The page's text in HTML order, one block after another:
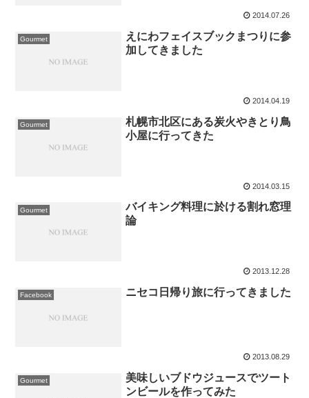
2014.07.26
Gourmet
えにわフェイスブックまつりに参
加してきました
2014.04.19
Gourmet
札幌市北区にある炭火やきとり鳥
小屋に行ってきた
2014.03.15
Gourmet
バイキング料理に於ける割れ窓理
論
2013.12.28
Facebook ニセコ日帰り旅に行ってきました
2013.08.29
Gourmet
美味しいブドウジュースでツート
ンビールを作ってみた